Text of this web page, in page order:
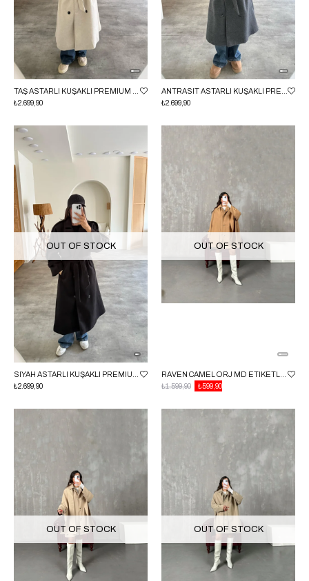
₺2.699,90
₺2.699,90
OUT OF STOCK
₺2.699,90
OUT OF STOCK
₺599,90
₺1.599,90
OUT OF STOCK OUT OF STOCK